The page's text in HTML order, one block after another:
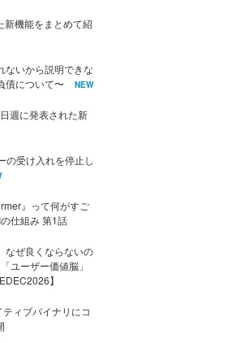
新機能をまとめて紹
いから説明できな
債について〜
NEW
週に発表された新
の受け入れを停止し
』って何がすご
仕組み 第1話
なぜ良くならないの
ユーザー価値脳」
】
ィブバイナリにコ